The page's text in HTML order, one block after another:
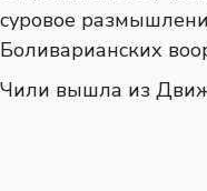
суровое
Боливарианских
Чили вышла из